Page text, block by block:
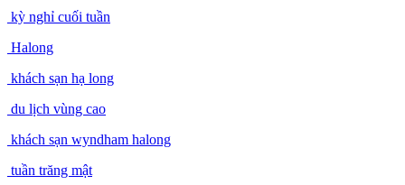
kỳ nghỉ cuối tuần
Halong
khách sạn hạ long
du lịch vùng cao
khách sạn wyndham halong
tuần trăng mật